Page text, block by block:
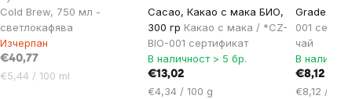
Cold Brew, 750 мл -
светлокафява
Изчерпан
€40,77
Цена
€5,44 / 100 ml
Cacao, Какао с мака БИО,
300 гр Какао с мака / *CZ-
BIO-001 сертификат
В наличност > 5 бр.
€13,02
Цена
€4,34 / 100 g
Grade 1,
001
чай
В
€8,12
Цена
€8,12 / 100